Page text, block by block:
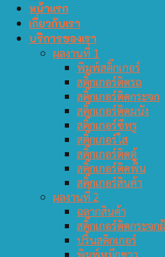
หน้าแรก
เกี่ยวกับเรา
บริการของเรา
ผลงานที่ 1
พิมพ์สติ๊กเกอร์
สติ๊กเกอร์ติดรถ
สติ๊กเกอร์ติดกระจก
สติ๊กเกอร์ติดผนัง
สติ๊กเกอร์ซีทรู
สติ๊กเกอร์ใส
สติ๊กเกอร์ติดตู้
สติ๊กเกอร์ติดพื้น
สติ๊กเกอร์สินค้า
ผลงานที่ 2
ฉลากสินค้า
สติ๊กเกอร์ติดกระจก
ปริ้นสติกเกอร์
พิมพ์หมึกขาว